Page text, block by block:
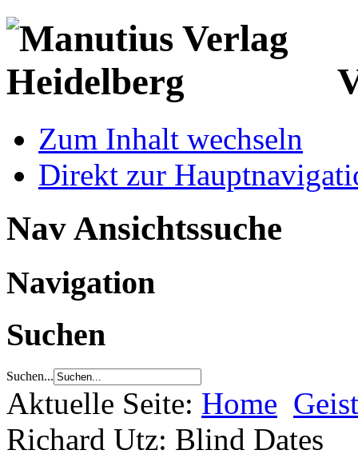
Zum Inhalt wechseln
Direkt zur
Nav Ansichtssuche
Navigation
Suchen
Suchen...
Aktuelle Seite: Home
Richard Utz: Blind Dates